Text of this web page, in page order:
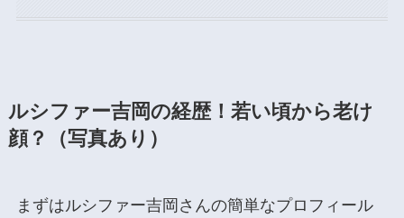
ルシファー吉岡の経歴！若い頃から老け
顔？（写真あり）
まずはルシファー吉岡さんの簡単なプロフィール